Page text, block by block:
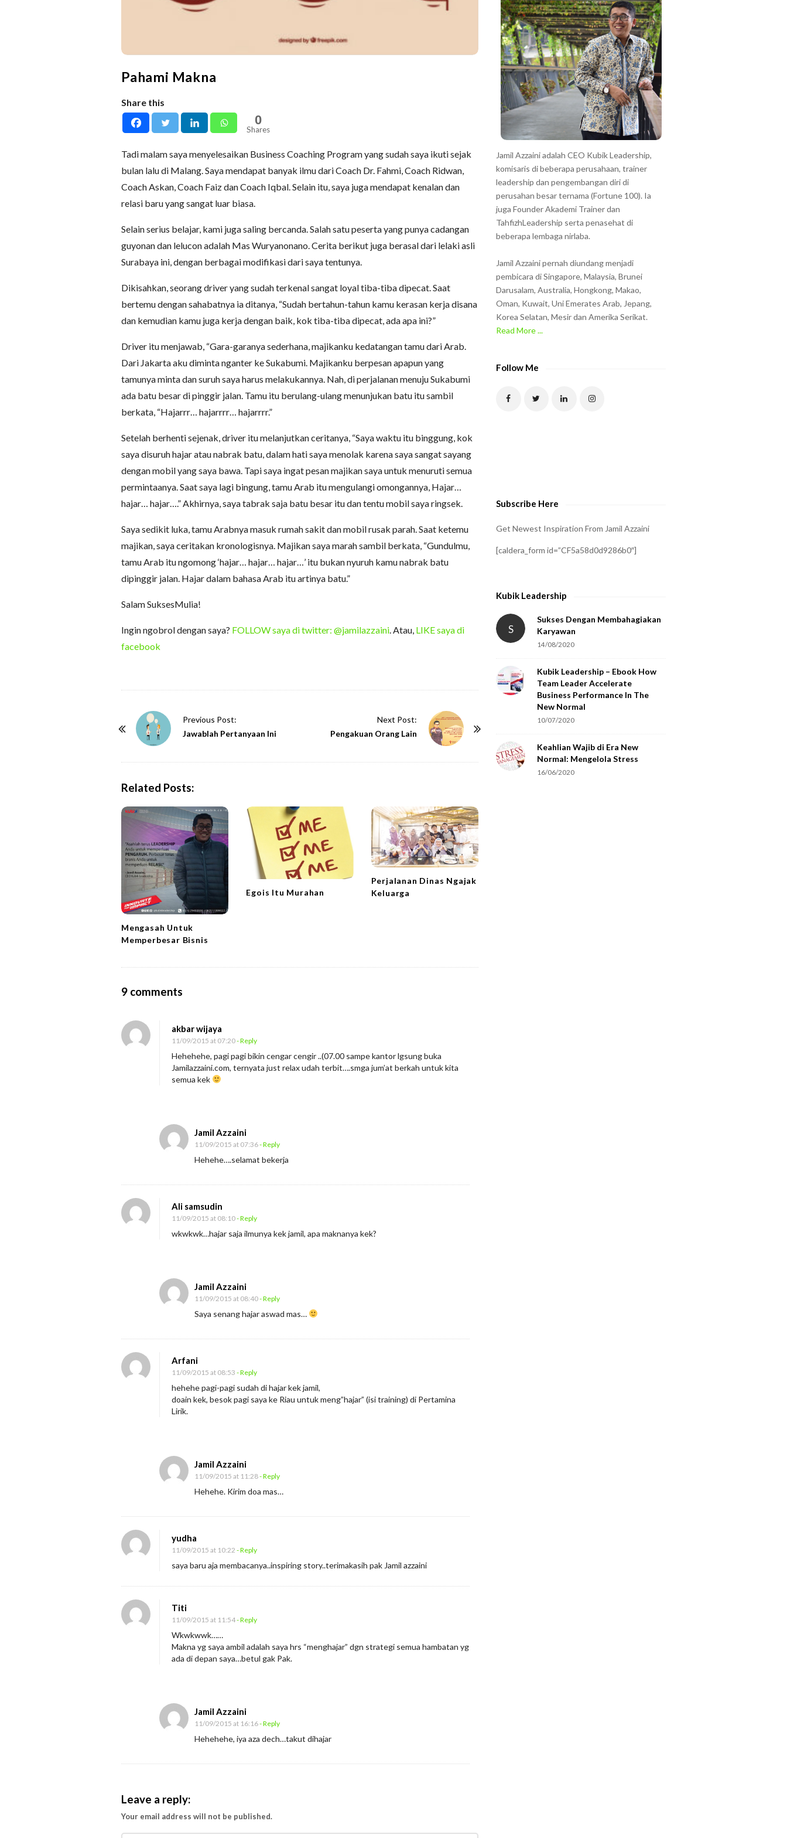
Pahami Makna
Share this
0
Shares
Tadi malam saya menyelesaikan Business Coaching Program yang sudah saya ikuti sejak
bulan lalu di Malang. Saya mendapat banyak ilmu dari Coach Dr. Fahmi, Coach Ridwan,
Coach Askan, Coach Faiz dan Coach Iqbal. Selain itu, saya juga mendapat kenalan dan
relasi baru yang sangat luar biasa.
Selain serius belajar, kami juga saling bercanda. Salah satu peserta yang punya cadangan
guyonan dan lelucon adalah Mas Wuryanonano. Cerita berikut juga berasal dari lelaki asli
Surabaya ini, dengan berbagai modifikasi dari saya tentunya.
Dikisahkan, seorang driver yang sudah terkenal sangat loyal tiba-tiba dipecat. Saat
bertemu dengan sahabatnya ia ditanya, “Sudah bertahun-tahun kamu kerasan kerja disana
dan kemudian kamu juga kerja dengan baik, kok tiba-tiba dipecat, ada apa ini?”
Driver itu menjawab, “Gara-garanya sederhana, majikanku kedatangan tamu dari Arab.
Dari Jakarta aku diminta nganter ke Sukabumi. Majikanku berpesan apapun yang
tamunya minta dan suruh saya harus melakukannya. Nah, di perjalanan menuju Sukabumi
ada batu besar di pinggir jalan. Tamu itu berulang-ulang menunjukan batu itu sambil
berkata, “Hajarrr… hajarrrr… hajarrrr.”
Setelah berhenti sejenak, driver itu melanjutkan ceritanya, “Saya waktu itu binggung, kok
saya disuruh hajar atau nabrak batu, dalam hati saya menolak karena saya sangat sayang
dengan mobil yang saya bawa. Tapi saya ingat pesan majikan saya untuk menuruti semua
permintaanya. Saat saya lagi bingung, tamu Arab itu mengulangi omongannya, Hajar…
hajar… hajar….” Akhirnya, saya tabrak saja batu besar itu dan tentu mobil saya ringsek.
Saya sedikit luka, tamu Arabnya masuk rumah sakit dan mobil rusak parah. Saat ketemu
majikan, saya ceritakan kronologisnya. Majikan saya marah sambil berkata, “Gundulmu,
tamu Arab itu ngomong ‘hajar… hajar… hajar…’ itu bukan nyuruh kamu nabrak batu
dipinggir jalan. Hajar dalam bahasa Arab itu artinya batu.”
Salam SuksesMulia!
Ingin ngobrol dengan saya? FOLLOW saya di twitter: @jamilazzaini . Atau, LIKE saya di
facebook
Previous Post:
Jawablah Pertanyaan Ini
Next Post:
Pengakuan Orang Lain
Related Posts:
Mengasah Untuk
Memperbesar Bisnis
Egois Itu Murahan
Perjalanan Dinas Ngajak
Keluarga
9 comments
P
a
h
a
m
a
k
akbar wijaya
11/09/2015 at 07:20- Reply
Hehehehe, pagi pagi bikin cengar cengir ..(07.00 sampe kantor lgsung buka
Jamilazzaini.com, ternyata just relax udah terbit….smga jum’at berkah untuk kita
semua kek
Jamil Azzaini
11/09/2015 at 07:36- Reply
Hehehe….selamat bekerja
Ali samsudin
11/09/2015 at 08:10- Reply
wkwkwk…hajar saja ilmunya kek jamil, apa maknanya kek?
Jamil Azzaini
11/09/2015 at 08:40- Reply
Saya senang hajar aswad mas…
Arfani
11/09/2015 at 08:53 - Reply
hehehe pagi-pagi sudah di hajar kek jamil,
doain kek, besok pagi saya ke Riau untuk meng”hajar” (isi training) di Pertamina
Lirik.
Jamil Azzaini
11/09/2015 at 11:28- Reply
Hehehe. Kirim doa mas…
yudha
11/09/2015 at 10:22 - Reply
saya baru aja membacanya..inspiring story..terimakasih pak Jamil azzaini
Titi
11/09/2015 at 11:54- Reply
Wkwkwwk……
Makna yg saya ambil adalah saya hrs “menghajar” dgn strategi semua hambatan yg
ada di depan saya…betul gak Pak.
Jamil Azzaini
11/09/2015 at 16:16- Reply
Hehehehe, iya aza dech…takut dihajar
Leave a reply:
Your email address will not be published.
Jamil Azzaini adalah CEO Kubik Leadership,
komisaris di beberapa perusahaan, trainer
leadership dan pengembangan diri di
perusahan besar ternama (Fortune 100). Ia
juga Founder Akademi Trainer dan
TahfizhLeadership serta penasehat di
beberapa lembaga nirlaba.
Jamil Azzaini pernah diundang menjadi
pembicara di Singapore, Malaysia, Brunei
Darusalam, Australia, Hongkong, Makao,
Oman, Kuwait, Uni Emerates Arab, Jepang,
Korea Selatan, Mesir dan Amerika Serikat.
Read More ...
Follow Me
Subscribe Here
Get Newest Inspiration From Jamil Azzaini
[caldera_form id=”CF5a58d0d9286b0″]
Kubik Leadership
S
Sukses Dengan Membahagiakan
Karyawan
14/08/2020
Kubik Leadership – Ebook How
Team Leader Accelerate
Business Performance In The
New Normal
10/07/2020
Keahlian Wajib di Era New
Normal: Mengelola Stress
16/06/2020